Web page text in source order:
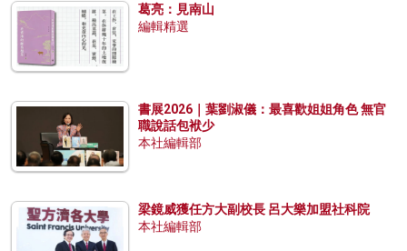
葛亮：見南山
編輯精選
書展2026｜葉劉淑儀：最喜歡姐姐角色 無官
職說話包袱少
本社編輯部
梁鏡威獲任方大副校長 呂大樂加盟社科院
本社編輯部